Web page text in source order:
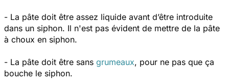
- La pâte doit être assez liquide avant d’être introduite
dans un siphon. Il n'est pas évident de mettre de la pâte
à choux en siphon.
- La pâte doit être sans grumeaux, pour ne pas que ça
bouche le siphon.